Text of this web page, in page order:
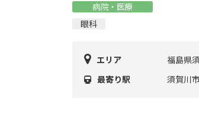
病院・医療
眼科
エリア
福島県
最寄り駅
須賀川